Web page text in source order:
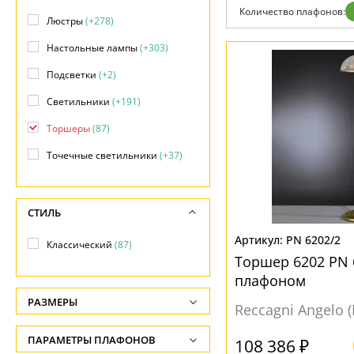
Контакты
Количество плафонов:
PN 6202/2
Торшер 6202 PN
плафоном
Reccagni Angelo
108 386 ₽
Люстры(+278)
Настольные лампы(+303)
Подсветки (+2)
Светильники (+191)
Торшеры(87)
Точечные светильники (+37)
СТИЛЬ
Классический (87)
РАЗМЕРЫ
Высота, см
-
ПАРАМЕТРЫ ПЛАФОНОВ